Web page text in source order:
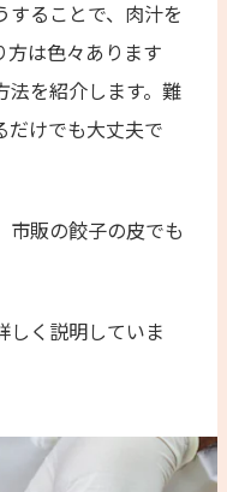
することで、肉汁を
方は色々あります
法を紹介します。難
だけでも大丈夫で
市販の餃子の皮でも
しく説明していま